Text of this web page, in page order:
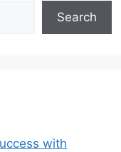
Search
with